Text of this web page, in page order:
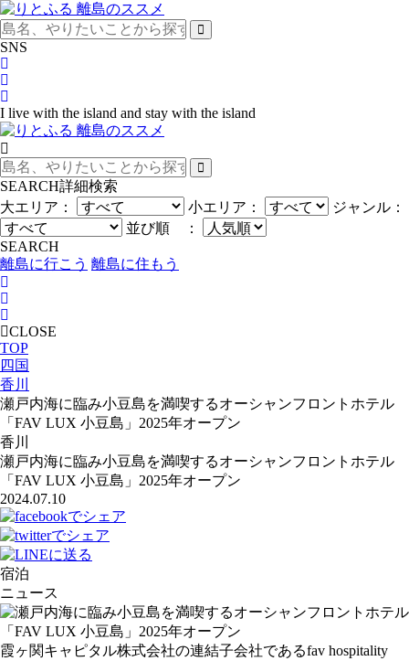
SNS
I live with the island and stay with the island
SEARCH詳細検索
大エリア：
小エリア：
ジャンル：
並び順 ：
SEARCH
離島に行こう 離島に住もう
CLOSE
TOP
四国
香川
瀬戸内海に臨み小豆島を満喫するオーシャンフロントホテル
「FAV LUX 小豆島」2025年オープン
香川
瀬戸内海に臨み小豆島を満喫するオーシャンフロントホテル
「FAV LUX 小豆島」2025年オープン
2024.07.10
宿泊
ニュース
霞ヶ関キャピタル株式会社の連結⼦会社であるfav hospitality